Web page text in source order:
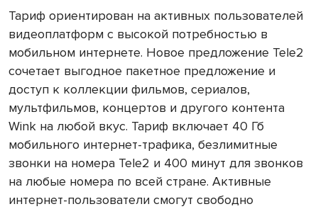
Тариф ориентирован на активных пользователей
видеоплатформ с высокой потребностью в
мобильном интернете. Новое предложение Tele2
сочетает выгодное пакетное предложение и
доступ к коллекции фильмов, сериалов,
мультфильмов, концертов и другого контента
Wink на любой вкус. Тариф включает 40 Гб
мобильного интернет-трафика, безлимитные
звонки на номера Tele2 и 400 минут для звонков
на любые номера по всей стране. Активные
интернет-пользователи смогут свободно